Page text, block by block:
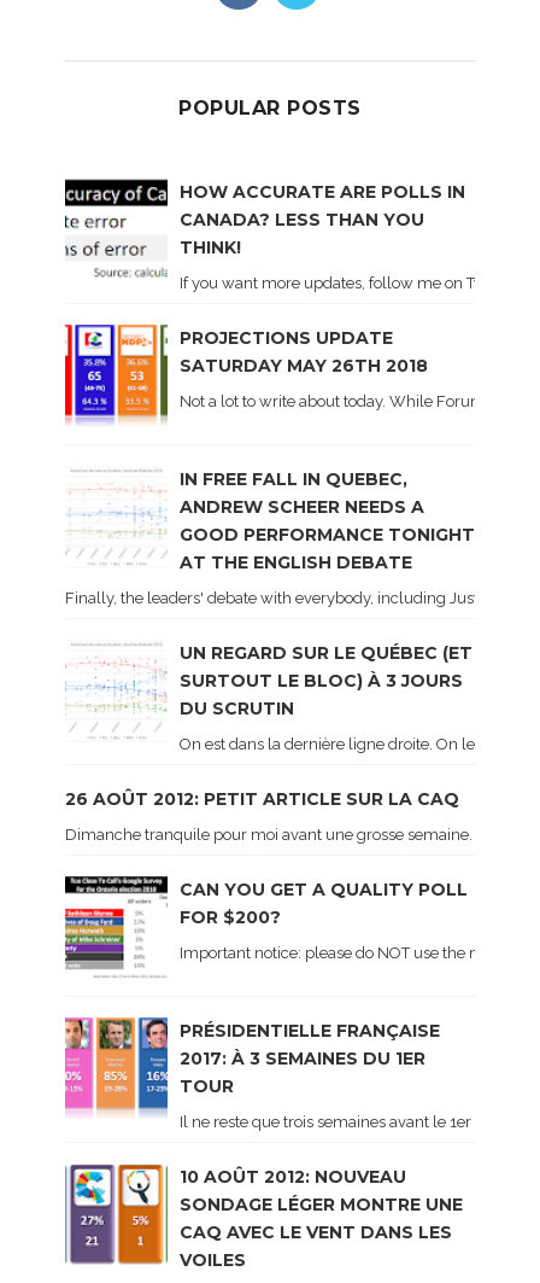
POPULAR POSTS
HOW ACCURATE ARE POLLS IN
CANADA? LESS THAN YOU
THINK!
If you want more updates, follow me on Twitter .
PROJECTIONS UPDATE
SATURDAY MAY 26TH 2018
Not a lot to write about today. While Forum did
IN FREE FALL IN QUEBEC,
ANDREW SCHEER NEEDS A
GOOD PERFORMANCE TONIGHT
AT THE ENGLISH DEBATE
Finally, the leaders' debate with everybody, including Justin
UN REGARD SUR LE QUÉBEC (ET
SURTOUT LE BLOC) À 3 JOURS
DU SCRUTIN
On est dans la dernière ligne droite. On le sait
26 AOÛT 2012: PETIT ARTICLE SUR LA CAQ
Dimanche tranquile pour moi avant une grosse semaine. Voici
CAN YOU GET A QUALITY POLL
FOR $200?
Important notice: please do NOT use the
PRÉSIDENTIELLE FRANÇAISE
2017: À 3 SEMAINES DU 1ER
TOUR
Il ne reste que trois semaines avant le 1er tour de
10 AOÛT 2012: NOUVEAU
SONDAGE LÉGER MONTRE UNE
CAQ AVEC LE VENT DANS LES
VOILES